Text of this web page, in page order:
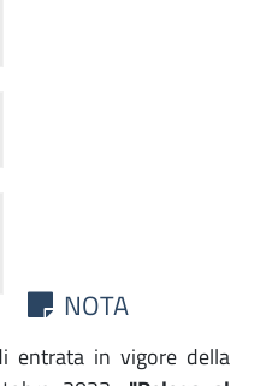
NOTA
entrata in vigore della